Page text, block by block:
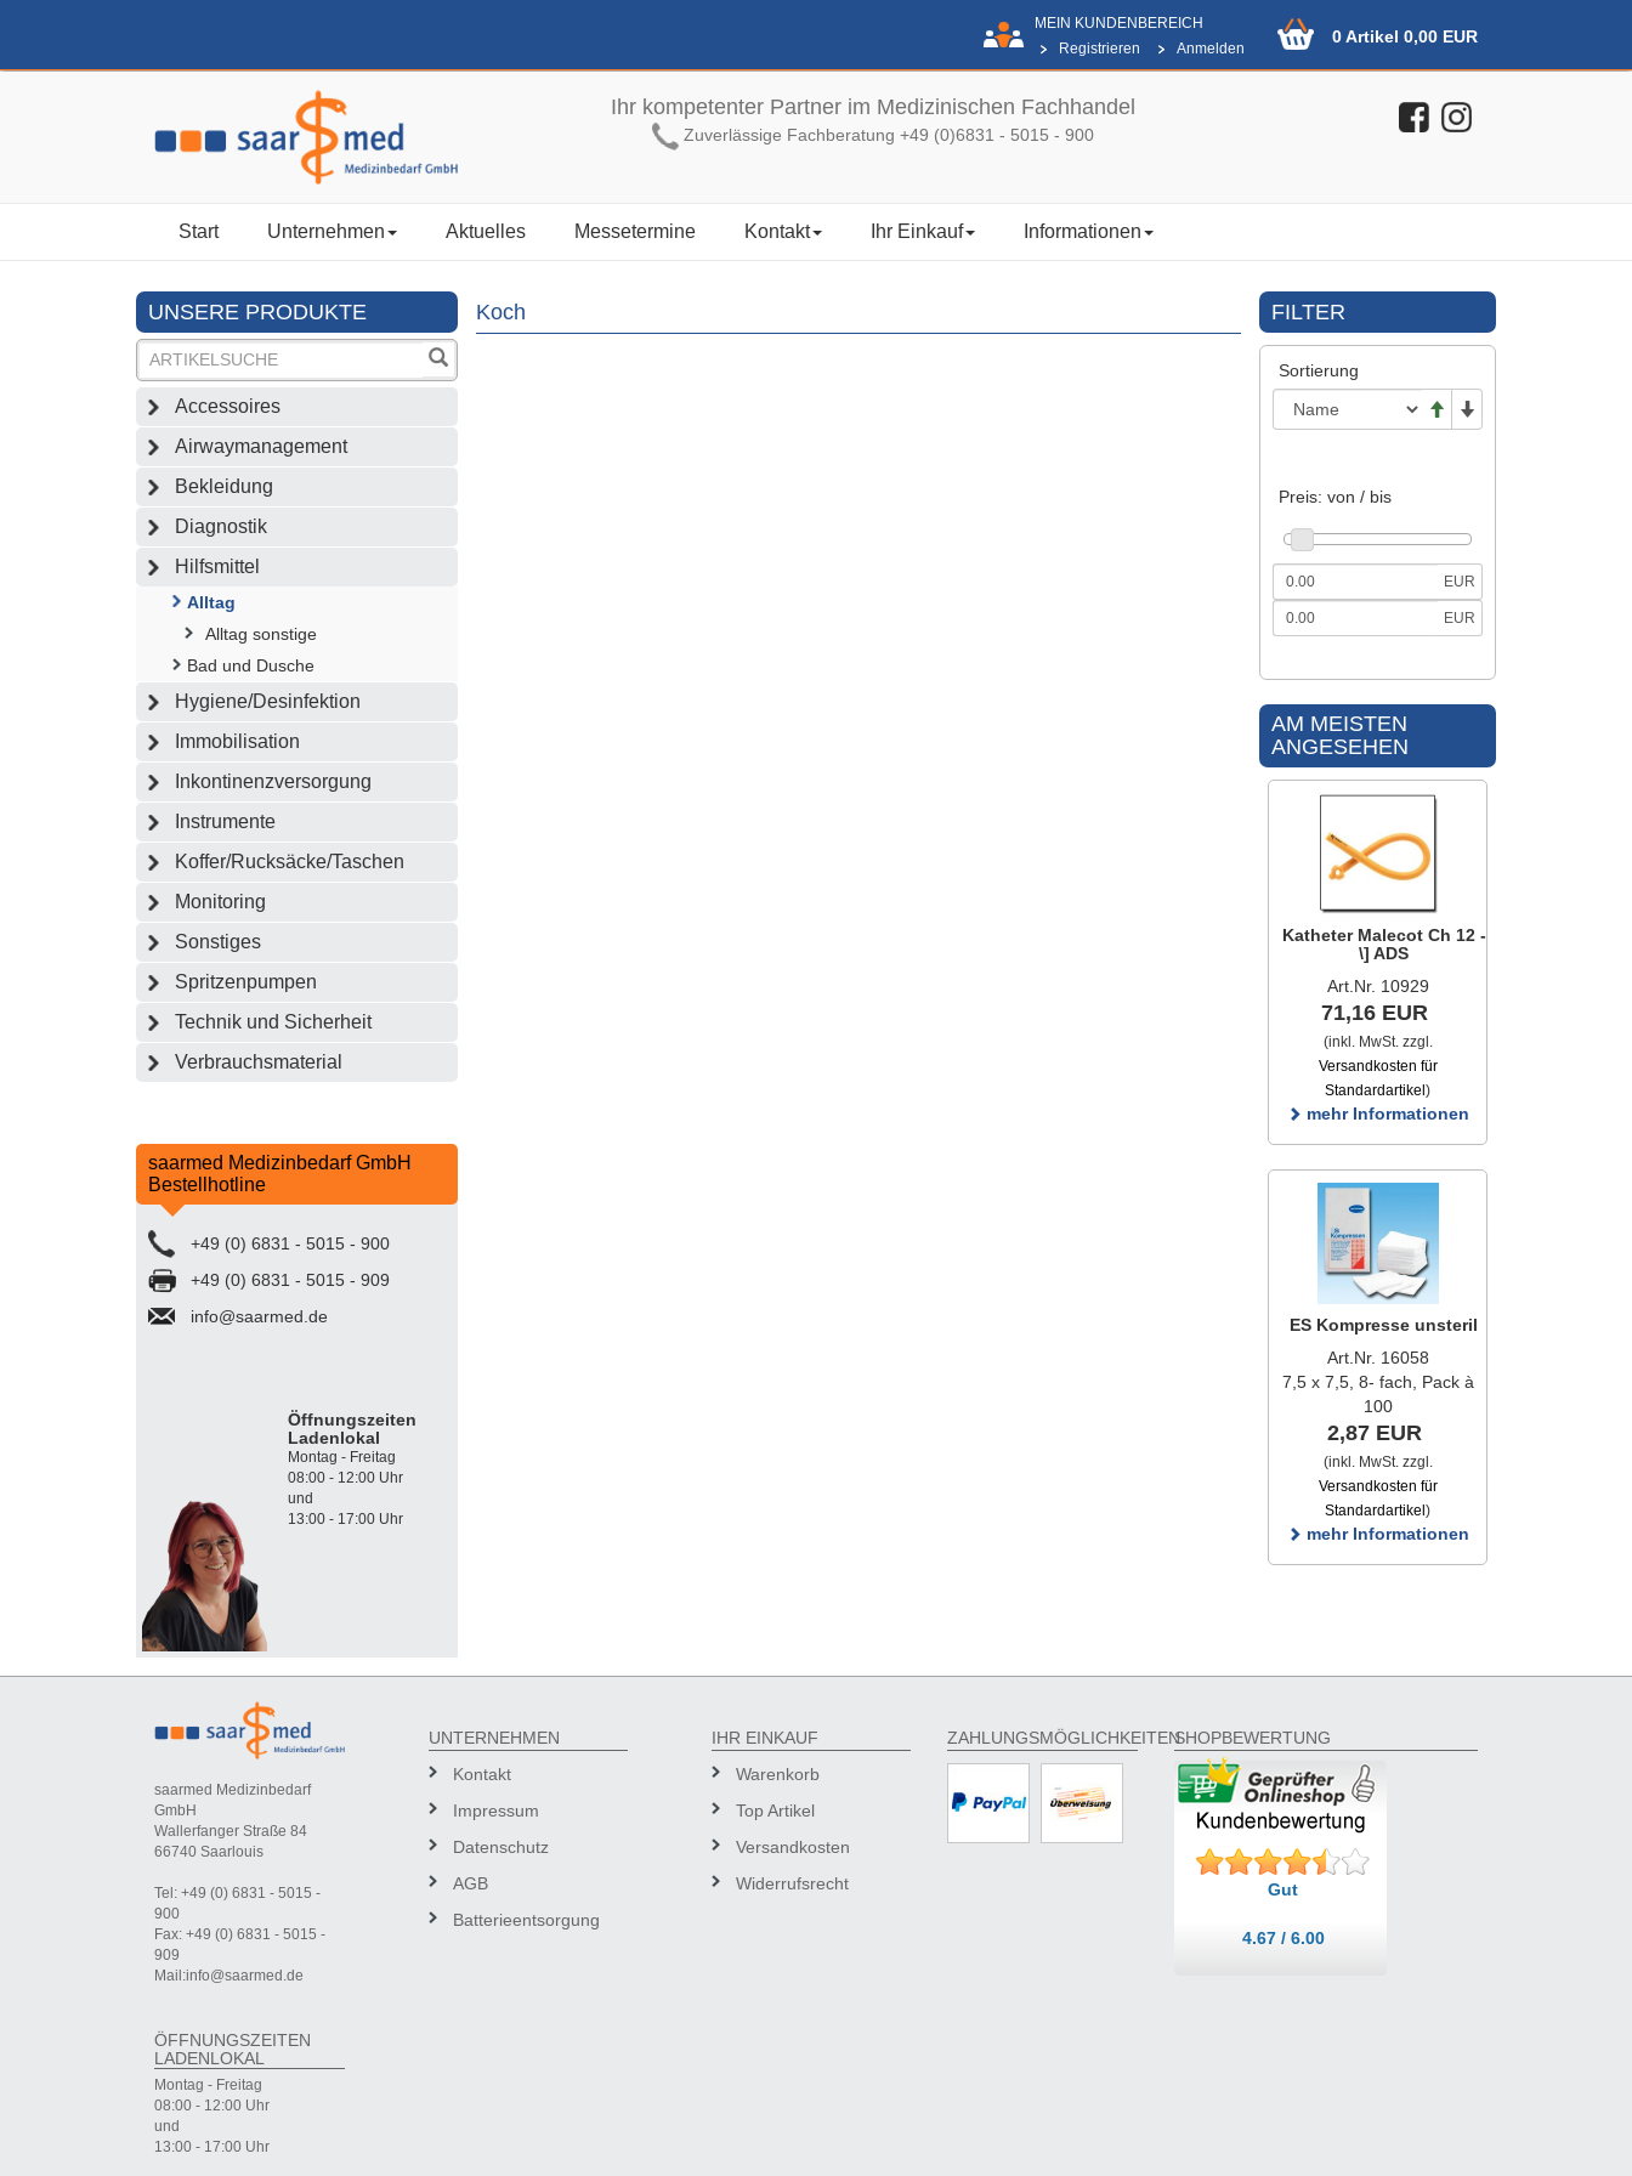
MEIN KUNDENBEREICH
Registrieren
Anmelden
0 Artikel 0,00 EUR
Ihr kompetenter Partner im Medizinischen Fachhandel
Zuverlässige Fachberatung +49 (0)6831 - 5015 - 900
Start Unternehmen Aktuelles Messetermine Kontakt Ihr Einkauf Informationen
UNSERE PRODUKTE
Accessoires
Airwaymanagement
Bekleidung
Diagnostik
Hilfsmittel
Alltag
Alltag sonstige
Bad und Dusche
Hygiene/Desinfektion
Immobilisation
Inkontinenzversorgung
Instrumente
Koffer/Rucksäcke/Taschen
Monitoring
Sonstiges
Spritzenpumpen
Technik und Sicherheit
Verbrauchsmaterial
saarmed Medizinbedarf GmbH
Bestellhotline
+49 (0) 6831 - 5015 - 900
+49 (0) 6831 - 5015 - 909
info@saarmed.de
Öffnungszeiten
Ladenlokal
Montag - Freitag
08:00 - 12:00 Uhr
und
13:00 - 17:00 Uhr
Koch FILTER
Sortierung
Preis: von / bis
EUR
EUR
AM MEISTEN
ANGESEHEN
Katheter Malecot Ch 12 -
\] ADS
Art.Nr. 10929
71,16 EUR
(inkl. MwSt. zzgl.
Versandkosten für
Standardartikel )
mehr Informationen
ES Kompresse unsteril
Art.Nr. 16058
7,5 x 7,5, 8- fach, Pack à
100
2,87 EUR
(inkl. MwSt. zzgl.
Versandkosten für
Standardartikel )
mehr Informationen
saarmed Medizinbedarf
GmbH
Wallerfanger Straße 84
66740 Saarlouis
Tel: +49 (0) 6831 - 5015 -
900
Fax: +49 (0) 6831 - 5015 -
909
Mail:info@saarmed.de
ÖFFNUNGSZEITEN
LADENLOKAL
Montag - Freitag
08:00 - 12:00 Uhr
und
13:00 - 17:00 Uhr
UNTERNEHMEN
Kontakt
Impressum
Datenschutz
AGB
Batterieentsorgung
IHR EINKAUF
Warenkorb
Top Artikel
Versandkosten
Widerrufsrecht
ZAHLUNGSMÖGLICHKEITENSHOPBEWERTUNG
Gut
4.67 / 6.00